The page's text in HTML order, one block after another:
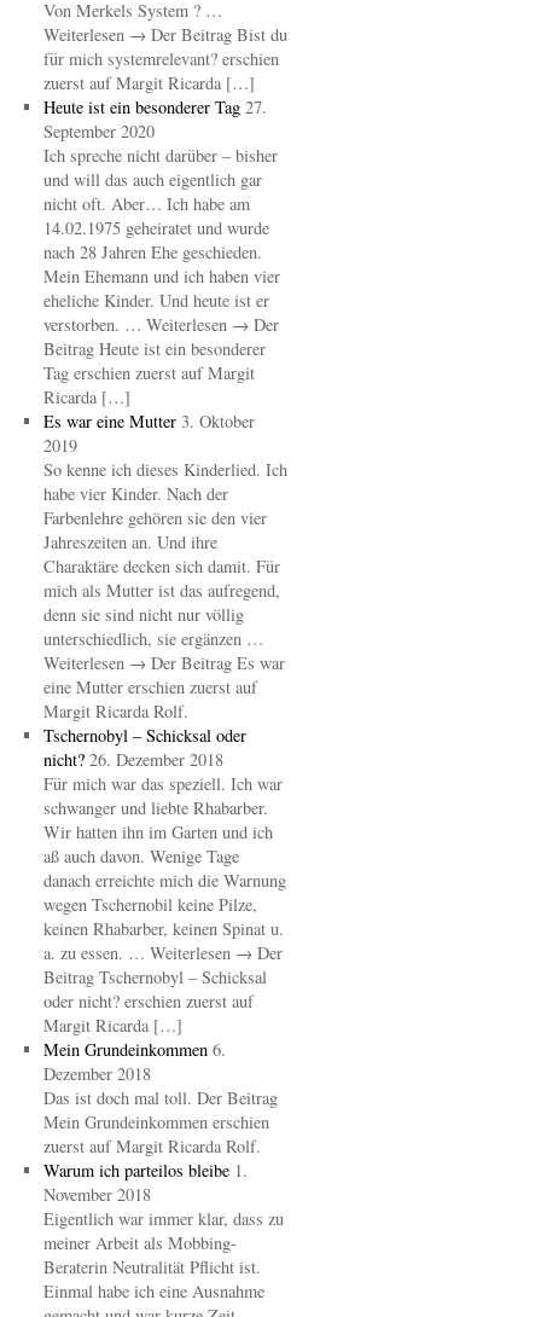
Von Merkels System ? …
Weiterlesen → Der Beitrag Bist du
für mich systemrelevant? erschien
zuerst auf Margit Ricarda […]
Heute ist ein besonderer Tag 27.
September 2020
Ich spreche nicht darüber – bisher
und will das auch eigentlich gar
nicht oft. Aber… Ich habe am
14.02.1975 geheiratet und wurde
nach 28 Jahren Ehe geschieden.
Mein Ehemann und ich haben vier
eheliche Kinder. Und heute ist er
verstorben. … Weiterlesen → Der
Beitrag Heute ist ein besonderer
Tag erschien zuerst auf Margit
Ricarda […]
Es war eine Mutter 3. Oktober
2019
So kenne ich dieses Kinderlied. Ich
habe vier Kinder. Nach der
Farbenlehre gehören sie den vier
Jahreszeiten an. Und ihre
Charaktäre decken sich damit. Für
mich als Mutter ist das aufregend,
denn sie sind nicht nur völlig
unterschiedlich, sie ergänzen …
Weiterlesen → Der Beitrag Es war
eine Mutter erschien zuerst auf
Margit Ricarda Rolf.
Tschernobyl – Schicksal oder
nicht? 26. Dezember 2018
Für mich war das speziell. Ich war
schwanger und liebte Rhabarber.
Wir hatten ihn im Garten und ich
aß auch davon. Wenige Tage
danach erreichte mich die Warnung
wegen Tschernobil keine Pilze,
keinen Rhabarber, keinen Spinat u.
a. zu essen. … Weiterlesen → Der
Beitrag Tschernobyl – Schicksal
oder nicht? erschien zuerst auf
Margit Ricarda […]
Mein Grundeinkommen 6.
Dezember 2018
Das ist doch mal toll. Der Beitrag
Mein Grundeinkommen erschien
zuerst auf Margit Ricarda Rolf.
Warum ich parteilos bleibe 1.
November 2018
Eigentlich war immer klar, dass zu
meiner Arbeit als Mobbing-
Beraterin Neutralität Pflicht ist.
Einmal habe ich eine Ausnahme